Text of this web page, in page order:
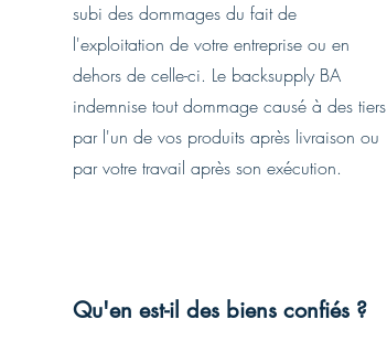
subi des dommages du fait de
l'exploitation de votre entreprise ou en
dehors de celle-ci. Le backsupply BA
indemnise tout dommage causé à des tiers
par l'un de vos produits après livraison ou
par votre travail après son exécution.
Qu'en est-il des biens confiés ?